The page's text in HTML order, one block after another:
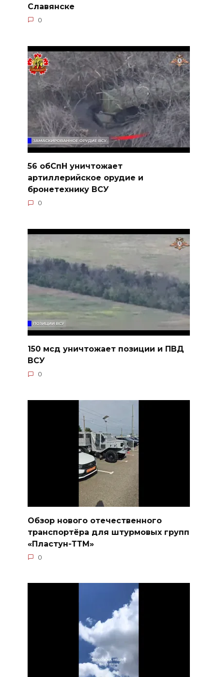
Славянске
0
56 обСпН уничтожает
артиллерийское орудие и
бронетехнику ВСУ
0
150 мсд уничтожает позиции и ПВД
ВСУ
0
Обзор нового отечественного
транспортёра для штурмовых групп
«Пластун-ТТМ»
0